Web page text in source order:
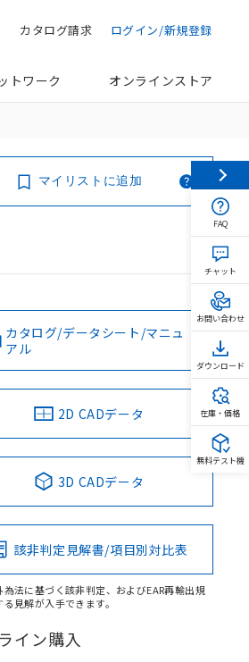
ログイン/新規登録
カタログ請求
トワーク オンラインストア
マイリストに追加
カタログ/データシート/マニュ
アル
2D CADデータ
3D CADデータ
該非判定見解書/項目別対比表
為法に基づく該非判定、およびEAR再輸出規
見解が入手できます。
イン購入
FAQ
チャット
お問い合わせ
ダウンロード
在庫・価格
無料テスト機